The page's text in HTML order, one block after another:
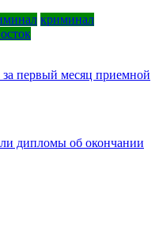
криминал
за первый месяц приемной
дипломы об окончании